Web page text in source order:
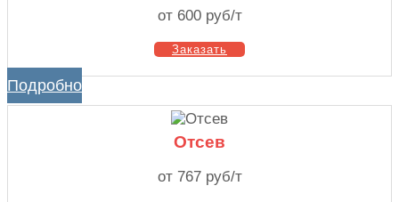
от 600 руб/т
Заказать
Подробно
Отсев
от 767 руб/т